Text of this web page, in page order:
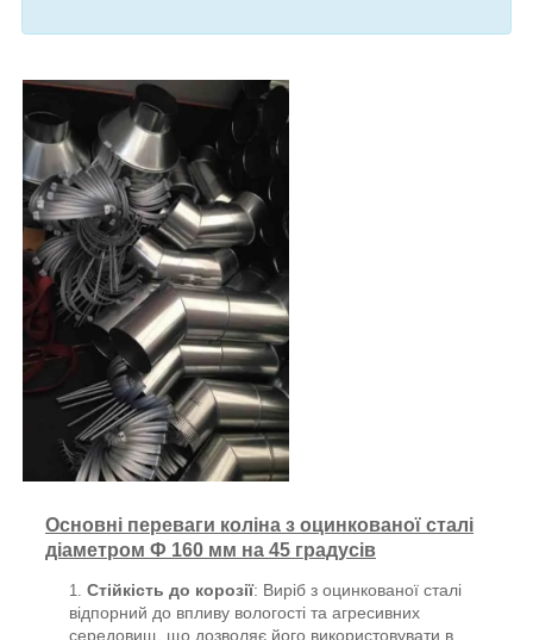
Основні переваги коліна з оцинкованої сталі
діаметром Ф 160 мм на 45 градусів
Стійкість до корозії: Виріб з оцинкованої сталі
відпорний до впливу вологості та агресивних
середовищ, що дозволяє його використовувати в